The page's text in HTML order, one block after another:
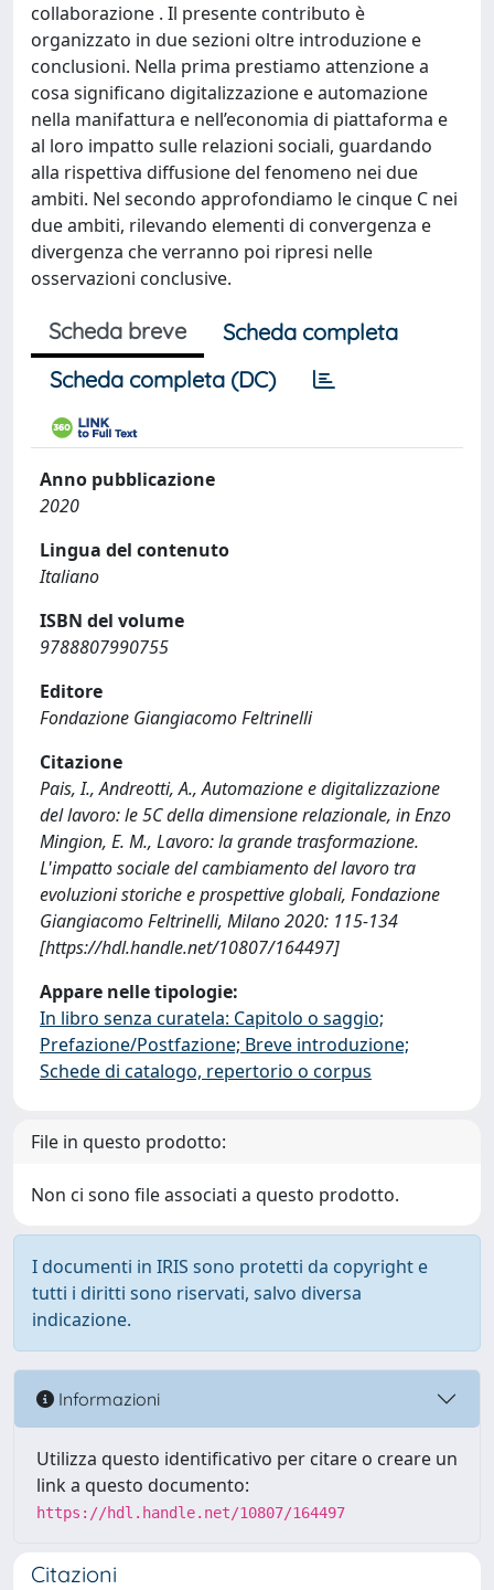
collaborazione . Il presente contributo è
organizzato in due sezioni oltre introduzione e
conclusioni. Nella prima prestiamo attenzione a
cosa significano digitalizzazione e automazione
nella manifattura e nell’economia di piattaforma e
al loro impatto sulle relazioni sociali, guardando
alla rispettiva diffusione del fenomeno nei due
ambiti. Nel secondo approfondiamo le cinque C nei
due ambiti, rilevando elementi di convergenza e
divergenza che verranno poi ripresi nelle
osservazioni conclusive.
Scheda breve
Scheda completa
Scheda completa (DC)
Anno pubblicazione
2020
Lingua del contenuto
Italiano
ISBN del volume
9788807990755
Editore
Fondazione Giangiacomo Feltrinelli
Citazione
Pais, I., Andreotti, A., Automazione e digitalizzazione
del lavoro: le 5C della dimensione relazionale, in Enzo
Mingion, E. M., Lavoro: la grande trasformazione.
L'impatto sociale del cambiamento del lavoro tra
evoluzioni storiche e prospettive globali, Fondazione
Giangiacomo Feltrinelli, Milano 2020: 115-134
[https://hdl.handle.net/10807/164497]
Appare nelle tipologie:
In libro senza curatela: Capitolo o saggio;
Prefazione/Postfazione; Breve introduzione;
Schede di catalogo, repertorio o corpus
File in questo prodotto:
Non ci sono file associati a questo prodotto.
I documenti in IRIS sono protetti da copyright e
tutti i diritti sono riservati, salvo diversa
indicazione.
Informazioni
Utilizza questo identificativo per citare o creare un
link a questo documento:
https://hdl.handle.net/10807/164497
Citazioni